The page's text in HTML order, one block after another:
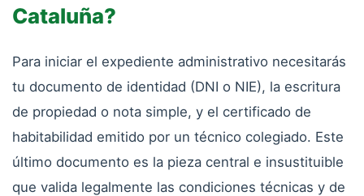
Cataluña?
Para iniciar el expediente administrativo necesitarás
tu documento de identidad (DNI o NIE), la escritura
de propiedad o nota simple, y el certificado de
habitabilidad emitido por un técnico colegiado. Este
último documento es la pieza central e insustituible
que valida legalmente las condiciones técnicas y de